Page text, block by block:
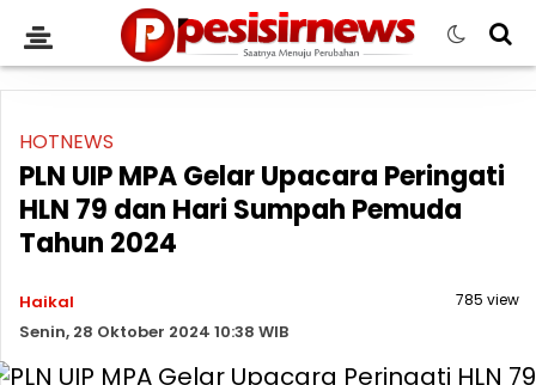
HOTNEWS
PLN UIP MPA Gelar Upacara Peringati
HLN 79 dan Hari Sumpah Pemuda
Tahun 2024
Haikal
Senin, 28 Oktober 2024 10:38 WIB
785 view